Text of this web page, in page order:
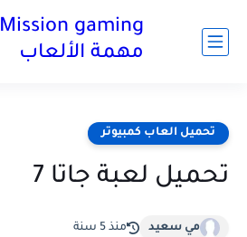
Mission gaming
مهمة الألعاب
تحميل العاب كمبيوتر
تحميل لعبة جاتا 7
مي سعيد منذ 5 سنة